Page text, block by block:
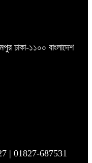
ঢাকা-১১০০ বাংলাদেশ
| 01827-687531